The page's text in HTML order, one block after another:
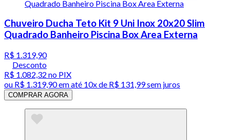
Chuveiro Ducha Teto Kit 9 Uni Inox 20x20 Slim
Quadrado Banheiro Piscina Box Area Externa
R$ 1.319,90
Desconto
R$ 1.082,32 no PIX
ou R$ 1.319,90em até 10x de R$ 131,99 sem juros
COMPRAR AGORA